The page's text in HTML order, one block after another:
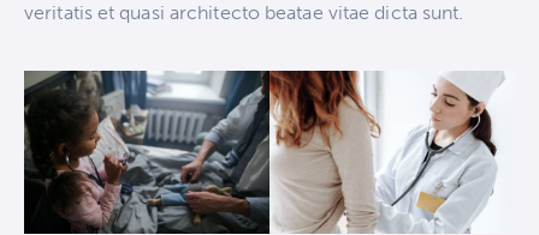
veritatis et quasi architecto beatae vitae dicta sunt.